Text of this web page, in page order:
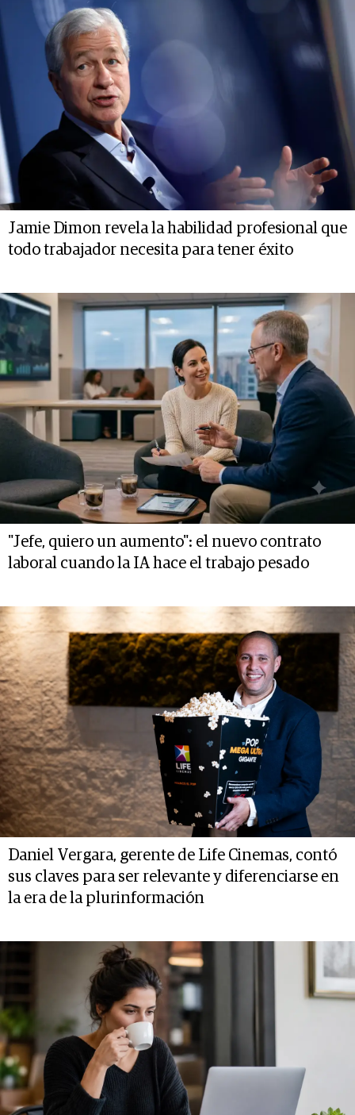
Jamie Dimon revela la habilidad profesional que
todo trabajador necesita para tener éxito
"Jefe, quiero un aumento": el nuevo contrato
laboral cuando la IA hace el trabajo pesado
Daniel Vergara, gerente de Life Cinemas, contó
sus claves para ser relevante y diferenciarse en
la era de la plurinformación